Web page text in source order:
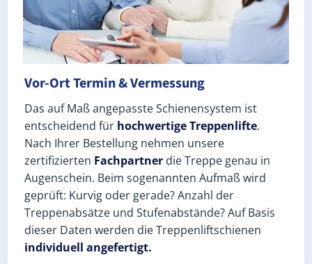
Vor-Ort Termin & Vermessung
Das auf Maß angepasste Schienensystem ist
entscheidend für hochwertige Treppenlifte.
Nach Ihrer Bestellung nehmen unsere
zertifizierten Fachpartner die Treppe genau in
Augenschein. Beim sogenannten Aufmaß wird
geprüft: Kurvig oder gerade? Anzahl der
Treppenabsätze und Stufenabstände? Auf Basis
dieser Daten werden die Treppenliftschienen
individuell angefertigt.